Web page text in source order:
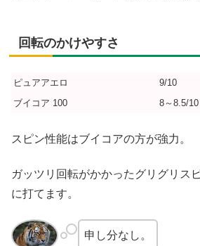
回転のかけやすさ
ピュアアエロ
9/10
ブイコア 100
8～8.5/10
スピン性能はブイコアの方が強力。
ガッツリ回転がかかったグリグリス
に打てます。
申し分なし。